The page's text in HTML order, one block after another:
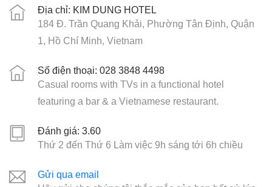
Địa chỉ: KIM DUNG HOTEL
184 Đ. Trần Quang Khải, Phường Tân Định, Quận
1, Hồ Chí Minh, Vietnam
Số điện thoại: 028 3848 4498
Casual rooms with TVs in a functional hotel
featuring a bar & a Vietnamese restaurant.
Đánh giá: 3.60
Thứ 2 đến Thứ 6 Làm việc 9h sáng tới 6h chiều
Gửi qua email